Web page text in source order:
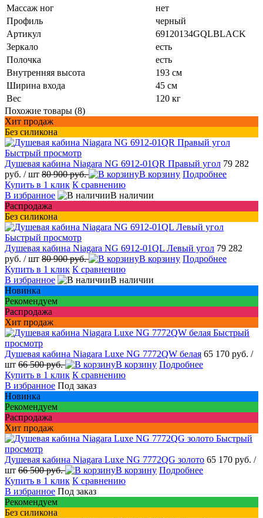
Массаж ног
нет
Профиль
черный
Артикул
69120134GQLBLACK
Зеркало
есть
Полочка
есть
Внутренняя высота
193 см
Ширина входа
45 см
Вес
120 кг
Похожие товары (8)
Хит продаж
Без силикона
Быстрый просмотр
Душевая кабина Niagara NG 6912-01QR Правый угол 79 282
руб. / шт 80 900 руб. В корзину Подробнее
Купить в 1 клик К сравнению
В избранное
В наличии
Распродажа
Без силикона
Быстрый просмотр
Душевая кабина Niagara NG 6912-01QL Левый угол 79 282
руб. / шт 80 900 руб. В корзину Подробнее
Купить в 1 клик К сравнению
В избранное
В наличии
Новинка
Рекомендуем
Распродажа
Хит продаж
Быстрый
просмотр
Душевая кабина Niagara Luxe NG 7772QW белая 65 170 руб. /
шт 66 500 руб. В корзину Подробнее
Купить в 1 клик К сравнению
В избранное Под заказ
Новинка
Рекомендуем
Распродажа
Хит продаж
Быстрый
просмотр
Душевая кабина Niagara Luxe NG 7772QG золото 65 170 руб. /
шт 66 500 руб. В корзину Подробнее
Купить в 1 клик К сравнению
В избранное Под заказ
Рекомендуем
Без силикона